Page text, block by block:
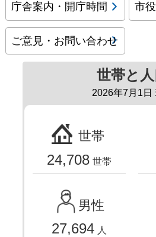
庁舎案内・開庁時間 市
ご意見・お問い合わせ
世帯と人
2026年7月1日
世帯
24,708 世帯
男性
27,694 人